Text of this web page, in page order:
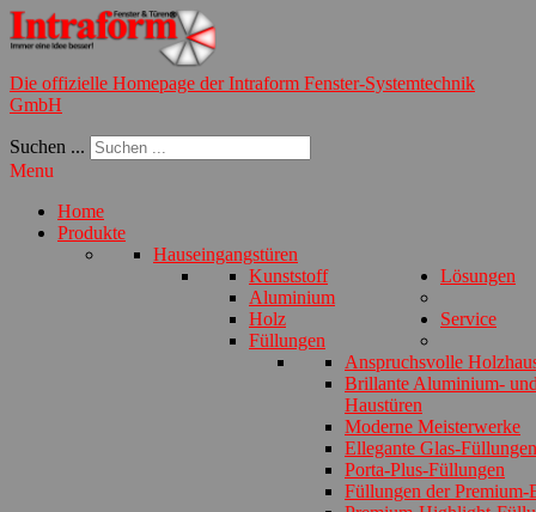
Die offizielle Homepage der Intraform Fenster-Systemtechnik
GmbH
Suchen ...
Menu
Home
Produkte
Hauseingangstüren
Kunststoff
Aluminium
Holz
Füllungen
Anspruchsvolle
Brillante Aluminium-
Haustüren
Moderne Meisterwerke
Ellegante Glas-Füllungen
Porta-Plus-Füllungen
Füllungen der Premium-
Lösungen
Service